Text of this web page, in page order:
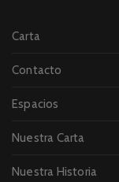
Carta
Contacto
Espacios
Nuestra Carta
Nuestra Historia